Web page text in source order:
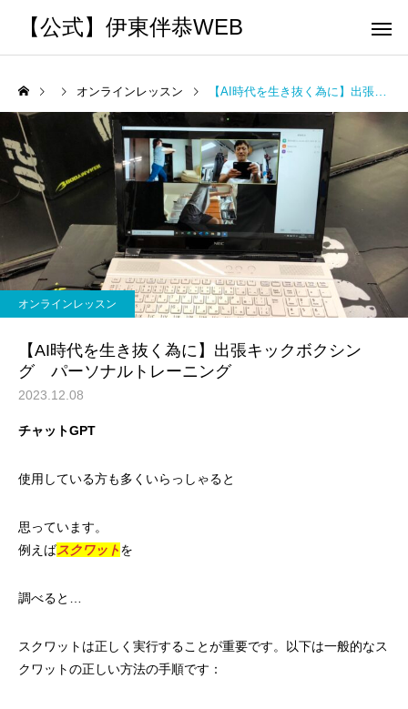
【公式】伊東伴恭WEB
トレーナーとして 個別トレー
出張 講演 セミナー 運動・体操
パーソナルトレーニ
ング
キックボクシングで本当に
痩せますか？｜元日本王者
で答えます
パーソナルトレーニ
ング
パーソナルトレーナー
び方｜失敗しない7つの
解説
オンラインレッスン 【AI時代を生き抜く為に】出張キックボクシング パーソナルトレーニング
オンラインレッスン
【AI時代を生き抜く為に】出張キックボクシン
グ パーソナルトレーニング
2023.12.08
チャットGPT
使用している方も多くいらっしゃると
思っています。
例えばスクワットを
調べると…
スクワットは正しく実行することが重要です。以下は一般的なス
クワットの正しい方法の手順です：